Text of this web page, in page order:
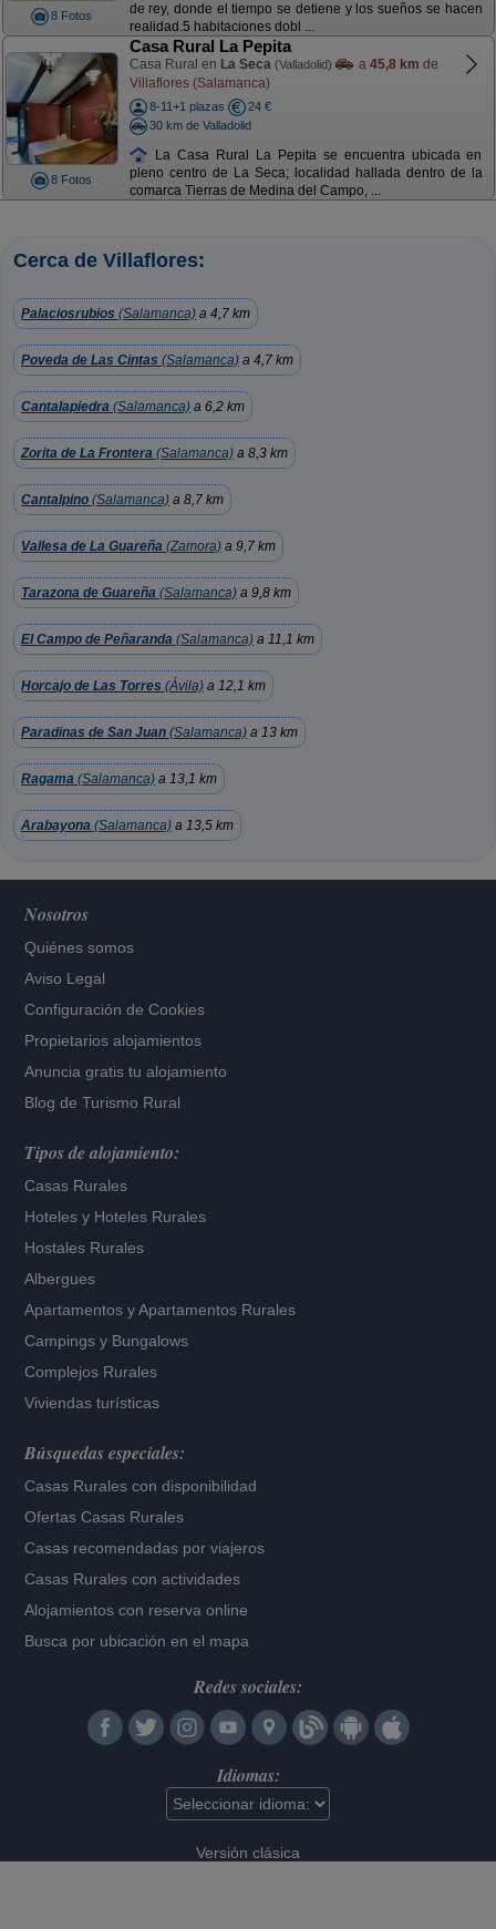
8 Fotos
de rey, donde el tiempo se detiene y los sueños se hacen
realidad.5 habitaciones dobl ...
8 Fotos
Casa Rural La Pepita
Casa Rural en La Seca (Valladolid) a 45,8 km de
Villaflores (Salamanca)
8-11+1 plazas
24 €
30 km de Valladolid
La Casa Rural La Pepita se encuentra ubicada en
pleno centro de La Seca; localidad hallada dentro de la
comarca Tierras de Medina del Campo, ...
Cerca de Villaflores:
Palaciosrubios (Salamanca) a 4,7 km
Poveda de Las Cintas (Salamanca) a 4,7 km
Cantalapiedra (Salamanca) a 6,2 km
Zorita de La Frontera (Salamanca) a 8,3 km
Cantalpino (Salamanca) a 8,7 km
Vallesa de La Guareña (Zamora) a 9,7 km
Tarazona de Guareña (Salamanca) a 9,8 km
El Campo de Peñaranda (Salamanca) a 11,1 km
Horcajo de Las Torres (Ávila) a 12,1 km
Paradinas de San Juan (Salamanca) a 13 km
Ragama (Salamanca) a 13,1 km
Arabayona (Salamanca) a 13,5 km
Nosotros
Quiénes somos
Aviso Legal
Configuración de Cookies
Propietarios alojamientos
Anuncia gratis tu alojamiento
Blog de Turismo Rural
Tipos de alojamiento:
Casas Rurales
Hoteles y Hoteles Rurales
Hostales Rurales
Albergues
Apartamentos yApartamentos Rurales
Campings y Bungalows
Complejos Rurales
Viviendas turísticas
Búsquedas especiales:
Casas Rurales con disponibilidad
Ofertas Casas Rurales
Casas recomendadas por viajeros
Casas Rurales con actividades
Alojamientos con reserva online
Busca por ubicación en el mapa
Redes sociales:
Idiomas:
Versión clásica